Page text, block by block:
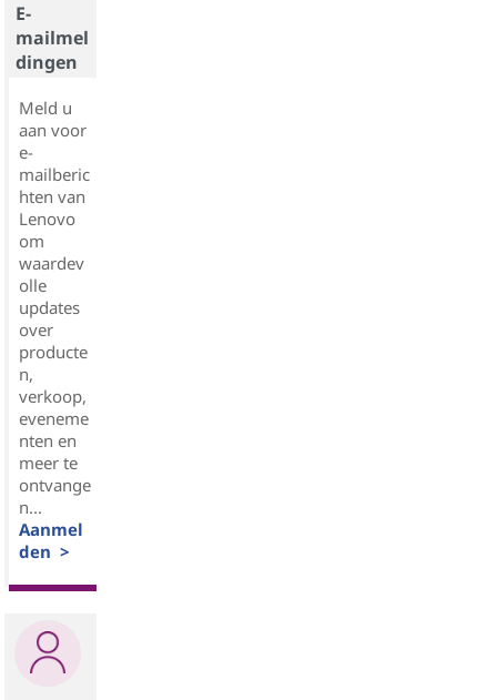
E-
mailmel
dingen
Meld u
aan voor
e-
mailberic
hten van
Lenovo
om
waardev
olle
updates
over
producte
n,
verkoop,
eveneme
nten en
meer te
ontvange
n...
Aanmel
den >